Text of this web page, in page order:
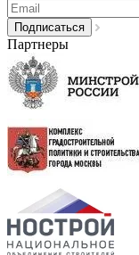
Партнеры